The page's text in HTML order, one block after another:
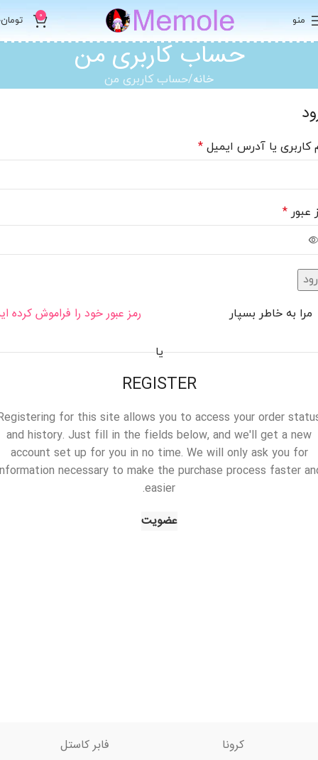
منو 0 تومان
حساب کاربری من
خانه حساب کاربری من
کاربری یا آدرس ایمیل *
عبور *
رمز عبور خود را فراموش کرده مرا به خاطر بسپار
یا
REGISTER
for this site allows you to access your order
and history. Just fill in the fields below, and we'll get a new
account set up for you in no time. We will only ask you for
necessary to make the purchase process faster
easier.
عضویت
کرونا فابر کاستل